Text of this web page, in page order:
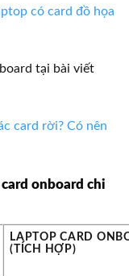
có card đồ họa
tại bài viết
card rời? Có nên
onboard chi
LAPTOP CARD
(TÍCH HỢP)